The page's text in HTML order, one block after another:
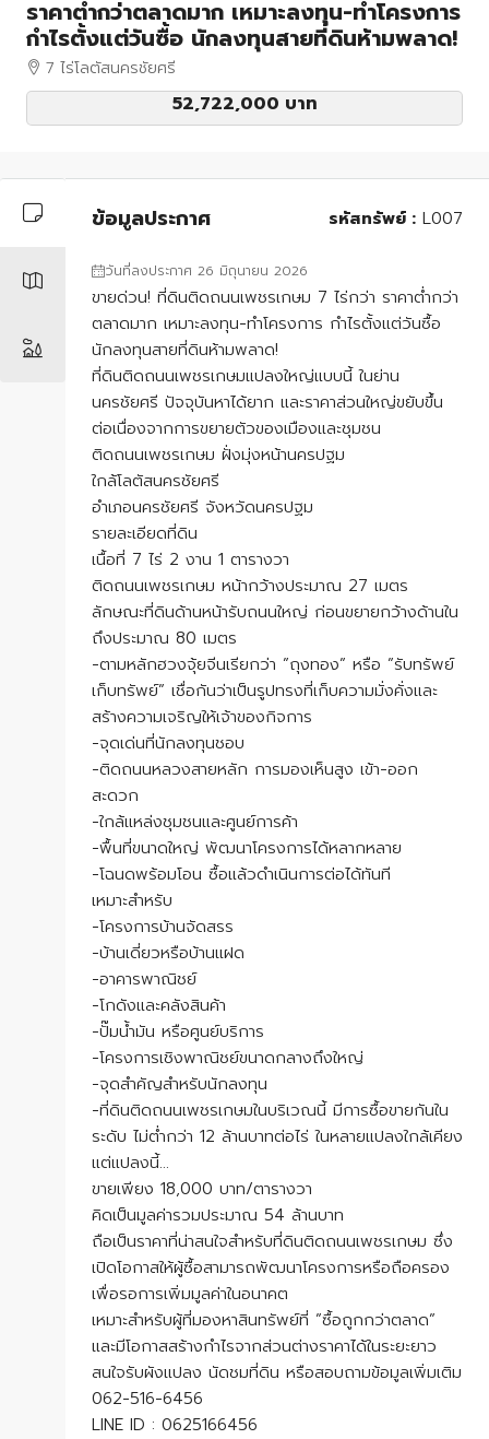
ราคาต่ำกว่าตลาดมาก เหมาะลงทุน-ทำโครงการ
กำไรตั้งแต่วันซื้อ นักลงทุนสายที่ดินห้ามพลาด!
7 ไร่โลตัสนครชัยศรี
52,722,000 บาท
ข้อมูลประกาศ รหัสทรัพย์ : L007
วันที่ลงประกาศ 26 มิถุนายน 2026
ขายด่วน! ที่ดินติดถนนเพชรเกษม 7 ไร่กว่า ราคาต่ำกว่า
ตลาดมาก เหมาะลงทุน-ทำโครงการ กำไรตั้งแต่วันซื้อ
นักลงทุนสายที่ดินห้ามพลาด!
ที่ดินติดถนนเพชรเกษมแปลงใหญ่แบบนี้ ในย่าน
นครชัยศรี ปัจจุบันหาได้ยาก และราคาส่วนใหญ่ขยับขึ้น
ต่อเนื่องจากการขยายตัวของเมืองและชุมชน
ติดถนนเพชรเกษม ฝั่งมุ่งหน้านครปฐม
ใกล้โลตัสนครชัยศรี
อำเภอนครชัยศรี จังหวัดนครปฐม
รายละเอียดที่ดิน
เนื้อที่ 7 ไร่ 2 งาน 1 ตารางวา
ติดถนนเพชรเกษม หน้ากว้างประมาณ 27 เมตร
ลักษณะที่ดินด้านหน้ารับถนนใหญ่ ก่อนขยายกว้างด้านใน
ถึงประมาณ 80 เมตร
-ตามหลักฮวงจุ้ยจีนเรียกว่า ”ถุงทอง” หรือ ”รับทรัพย์
เก็บทรัพย์” เชื่อกันว่าเป็นรูปทรงที่เก็บความมั่งคั่งและ
สร้างความเจริญให้เจ้าของกิจการ
-จุดเด่นที่นักลงทุนชอบ
-ติดถนนหลวงสายหลัก การมองเห็นสูง เข้า-ออก
สะดวก
-ใกล้แหล่งชุมชนและศูนย์การค้า
-พื้นที่ขนาดใหญ่ พัฒนาโครงการได้หลากหลาย
-โฉนดพร้อมโอน ซื้อแล้วดำเนินการต่อได้ทันที
เหมาะสำหรับ
-โครงการบ้านจัดสรร
-บ้านเดี่ยวหรือบ้านแฝด
-อาคารพาณิชย์
-โกดังและคลังสินค้า
-ปั๊มน้ำมัน หรือศูนย์บริการ
-โครงการเชิงพาณิชย์ขนาดกลางถึงใหญ่
-จุดสำคัญสำหรับนักลงทุน
-ที่ดินติดถนนเพชรเกษมในบริเวณนี้ มีการซื้อขายกันใน
ระดับ ไม่ต่ำกว่า 12 ล้านบาทต่อไร่ ในหลายแปลงใกล้เคียง
แต่แปลงนี้…
ขายเพียง 18,000 บาท/ตารางวา
คิดเป็นมูลค่ารวมประมาณ 54 ล้านบาท
ถือเป็นราคาที่น่าสนใจสำหรับที่ดินติดถนนเพชรเกษม ซึ่ง
เปิดโอกาสให้ผู้ซื้อสามารถพัฒนาโครงการหรือถือครอง
เพื่อรอการเพิ่มมูลค่าในอนาคต
เหมาะสำหรับผู้ที่มองหาสินทรัพย์ที่ ”ซื้อถูกกว่าตลาด”
และมีโอกาสสร้างกำไรจากส่วนต่างราคาได้ในระยะยาว
สนใจรับผังแปลง นัดชมที่ดิน หรือสอบถามข้อมูลเพิ่มเติม
062-516-6456
LINE ID : 0625166456